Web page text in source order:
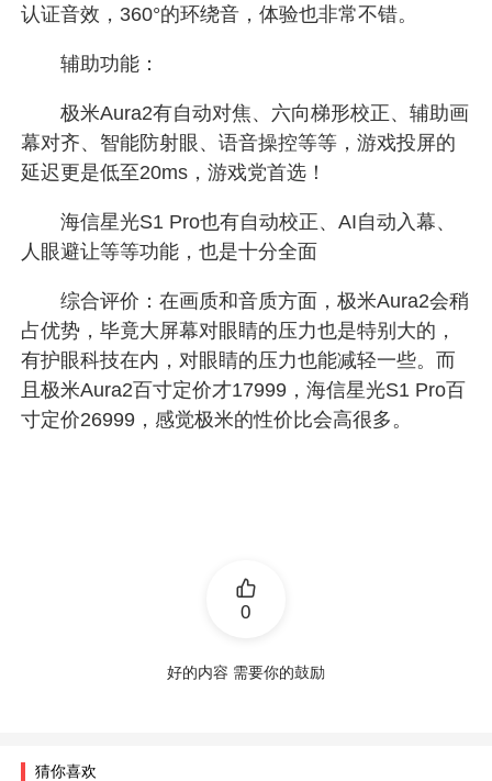
认证音效，360°的环绕音，体验也非常不错。
辅助功能：
极米Aura2有自动对焦、六向梯形校正、辅助画
幕对齐、智能防射眼、语音操控等等，游戏投屏的
延迟更是低至20ms，游戏党首选！
海信星光S1 Pro也有自动校正、AI自动入幕、
人眼避让等等功能，也是十分全面
综合评价：在画质和音质方面，极米Aura2会稍
占优势，毕竟大屏幕对眼睛的压力也是特别大的，
有护眼科技在内，对眼睛的压力也能减轻一些。而
且极米Aura2百寸定价才17999，海信星光S1 Pro百
寸定价26999，感觉极米的性价比会高很多。
0
好的内容 需要你的鼓励
猜你喜欢